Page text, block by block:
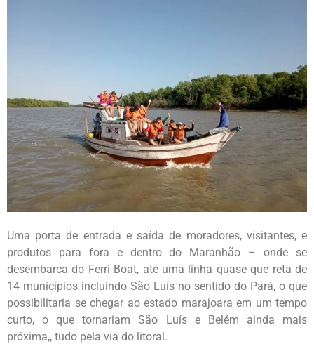
Uma porta de entrada e saída de moradores, visitantes, e
produtos para fora e dentro do Maranhão – onde se
desembarca do Ferri Boat, até uma linha quase que reta de
14 municípios incluindo São Luís no sentido do Pará, o que
possibilitaria se chegar ao estado marajoara em um tempo
curto, o que tornariam São Luís e Belém ainda mais
próxima,, tudo pela via do litoral.